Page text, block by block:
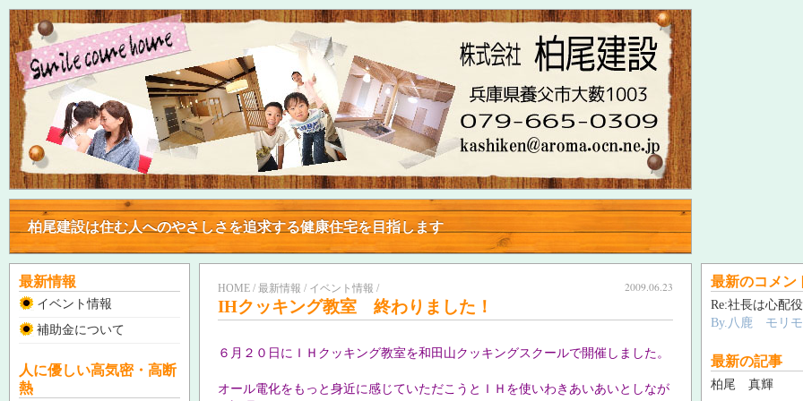
柏尾建設は住む人へのやさしさを追求する健康住宅を目指します
柏尾建設は住む人へのやさしさを追求する健康住宅を目指します
最新情報
イベント情報
補助金について
人に優しい高気密・高断
熱
2009.06.23
HOME / 最新情報 / イベント情報 /
IHクッキング教室 終わりました！
６月２０日にＩＨクッキング教室を和田山クッキングスクールで開催しました。
オール電化をもっと身近に感じていただこうとＩＨを使いわきあいあいとしなが
最新のコメン
Re:社長は心配役
By.八鹿 モリ
最新の記事
柏尾 真輝